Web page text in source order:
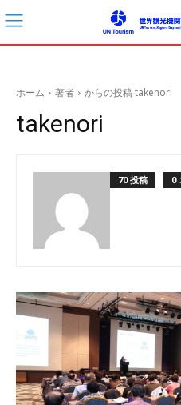
ホーム 著者 からの投稿 takenori
takenori
70 投稿 0